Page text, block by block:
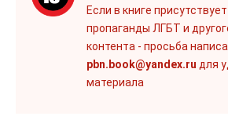
Если в книге
пропаганды ЛГБТ и
контента - просьба
pbn.book@yandex.ru для
материала